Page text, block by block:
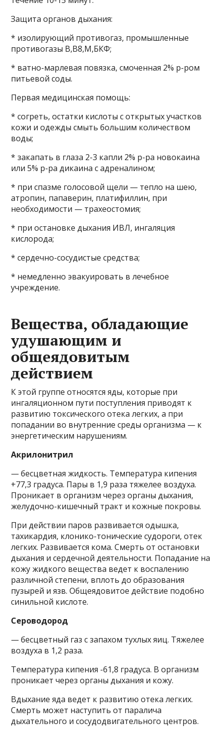
Защита органов дыхания:
* изолирующий противогаз, промышленные
противогазы В,В8,М,БКФ;
* ватно-марлевая повязка, смоченная 2% р-ром
питьевой соды.
Первая медицинская помощь:
* согреть, остатки кислоты с открытых участков
кожи и одежды смыть большим количеством
воды;
* закапать в глаза 2-3 капли 2% р-ра новокаина
или 5% р-ра дикаина с адреналином;
* при спазме голосовой щели — тепло на шею,
атропин, папаверин, платифиллин, при
необходимости — трахеостомия;
* при остановке дыхания ИВЛ, ингаляция
кислорода;
* сердечно-сосудистые средства;
* немедленно эвакуировать в лечебное
учреждение.
Вещества, обладающие
удушающим и
общеядовитым
действием
К этой группе относятся яды, которые при
ингаляционном пути поступления приводят к
развитию токсического отека легких, а при
попадании во внутренние среды организма — к
энергетическим нарушениям.
Акрилонитрил
— бесцветная жидкость. Температура кипения
+77,3 градуса. Пары в 1,9 раза тяжелее воздуха.
Проникает в организм через органы дыхания,
желудочно-кишечный тракт и кожные покровы.
При действии паров развивается одышка,
тахикардия, клонико-тонические судороги, отек
легких. Развивается кома. Смерть от остановки
дыхания и сердечной деятельности. Попадание на
кожу жидкого вещества ведет к воспалению
различной степени, вплоть до образования
пузырей и язв. Общеядовитое действие подобно
синильной кислоте.
Сероводород
— бесцветный газ с запахом тухлых яиц. Тяжелее
воздуха в 1,2 раза.
Температура кипения -61,8 градуса. В организм
проникает через органы дыхания и кожу.
Вдыхание яда ведет к развитию отека легких.
Смерть может наступить от паралича
дыхательного и сосудодвигательного центров.